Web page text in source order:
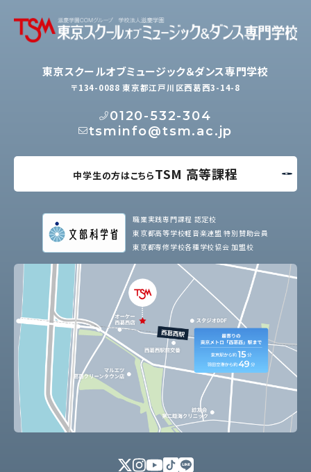
東京スクールオブミュージック＆ダンス専門学校
〒134-0088 東京都江戸川区西葛西3-14-8
0120-532-304
tsminfo@tsm.ac.jp
中学生の方はこちらTSM 高等課程
職業実践専門課程 認定校
東京都高等学校軽音楽連盟 特別賛助会員
東京都専修学校各種学校協会 加盟校